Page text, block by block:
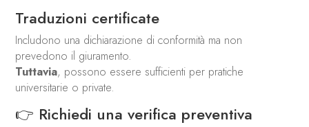
Traduzioni certificate
Includono una dichiarazione di conformità ma non
prevedono il giuramento.
Tuttavia, possono essere sufficienti per pratiche
universitarie o private.
👉 Richiedi una verifica preventiva